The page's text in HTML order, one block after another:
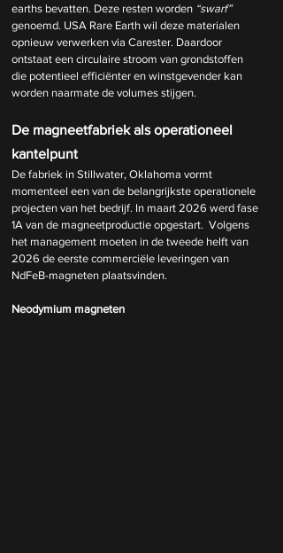
earths bevatten. Deze resten worden “swarf”
genoemd. USA Rare Earth wil deze materialen
opnieuw verwerken via Carester. Daardoor
ontstaat een circulaire stroom van grondstoffen
die potentieel efficiënter en winstgevender kan
worden naarmate de volumes stijgen.
De magneetfabriek als operationeel
kantelpunt
De fabriek in Stillwater, Oklahoma vormt
momenteel een van de belangrijkste operationele
projecten van het bedrijf. In maart 2026 werd fase
1A van de magneetproductie opgestart.  Volgens
het management moeten in de tweede helft van
2026 de eerste commerciële leveringen van
NdFeB-magneten plaatsvinden.
Neodymium magneten